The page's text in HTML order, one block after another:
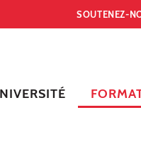
SOUTENEZ-